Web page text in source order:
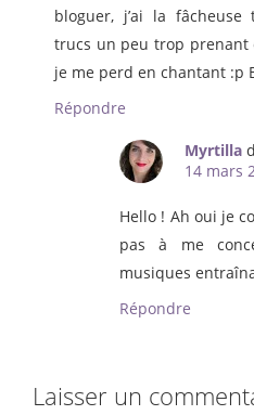
bloguer, j’ai la
trucs un peu trop prenant
je me perd en chantant :p
Répondre
Myrtilla
14 mars
Hello ! Ah oui je
pas à me
musiques
Répondre
Laisser un